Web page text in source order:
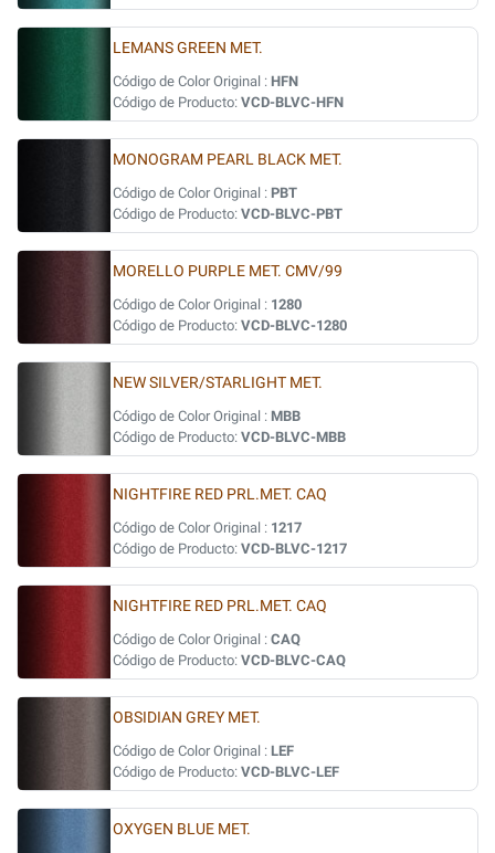
LEMANS GREEN MET.
Código de Color Original : HFN
Código de Producto: VCD-BLVC-HFN
MONOGRAM PEARL BLACK MET.
Código de Color Original : PBT
Código de Producto: VCD-BLVC-PBT
MORELLO PURPLE MET. CMV/99
Código de Color Original : 1280
Código de Producto: VCD-BLVC-1280
NEW SILVER/STARLIGHT MET.
Código de Color Original : MBB
Código de Producto: VCD-BLVC-MBB
NIGHTFIRE RED PRL.MET. CAQ
Código de Color Original : 1217
Código de Producto: VCD-BLVC-1217
NIGHTFIRE RED PRL.MET. CAQ
Código de Color Original : CAQ
Código de Producto: VCD-BLVC-CAQ
OBSIDIAN GREY MET.
Código de Color Original : LEF
Código de Producto: VCD-BLVC-LEF
OXYGEN BLUE MET.